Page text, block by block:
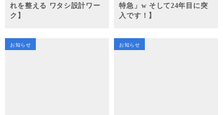
れを整える ワタシ設計ワー
ク】
特急」w そして24年目に突
入です！】
お知らせ お知らせ